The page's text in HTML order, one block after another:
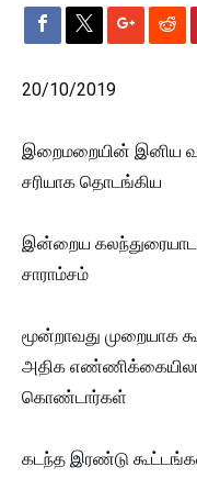
20/10/2019
இறைமறையின் இனிய
சரியாக தொடங்கிய
இன்றைய
சாராம்சம்
மூன்றாவது முறையாக
அதிக
கொண்டார்கள்
கடந்த இரண்டு